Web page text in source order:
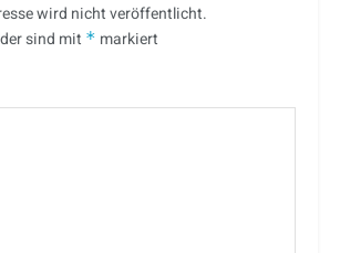
wird nicht veröffentlicht.
sind mit * markiert